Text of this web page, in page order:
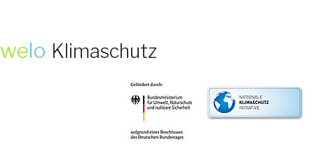
welo Klimaschutz